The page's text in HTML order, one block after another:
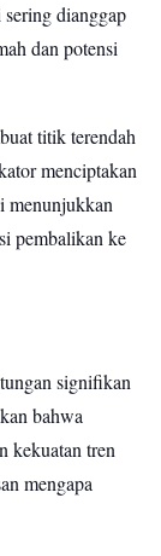
dianggap
dan potensi
titik terendah
menciptakan
menunjukkan
pembalikan ke
signifikan
bahwa
kekuatan tren
mengapa